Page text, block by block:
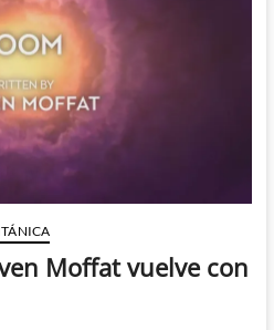
Moffat vuelve con